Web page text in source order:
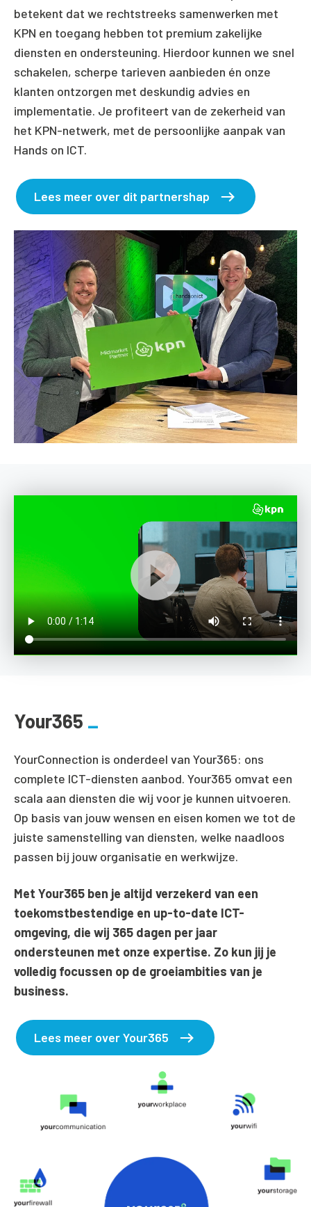
betekent dat we rechtstreeks samenwerken met
KPN en toegang hebben tot premium zakelijke
diensten en ondersteuning. Hierdoor kunnen we snel
schakelen, scherpe tarieven aanbieden én onze
klanten ontzorgen met deskundig advies en
implementatie. Je profiteert van de zekerheid van
het KPN-netwerk, met de persoonlijke aanpak van
Hands on ICT.
Lees meer over dit partnershap
Your365
YourConnection is onderdeel van Your365: ons
complete ICT-diensten aanbod. Your365 omvat een
scala aan diensten die wij voor je kunnen uitvoeren.
Op basis van jouw wensen en eisen komen we tot de
juiste samenstelling van diensten, welke naadloos
passen bij jouw organisatie en werkwijze.
Met Your365 ben je altijd verzekerd van een
toekomstbestendige en up-to-date ICT-
omgeving, die wij 365 dagen per jaar
ondersteunen met onze expertise. Zo kun jij je
volledig focussen op de groeiambities van je
business.
Lees meer over Your365